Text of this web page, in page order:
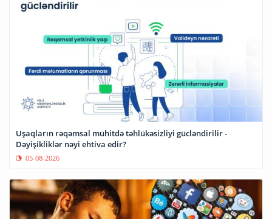
Uşaqların rəqəmsal mühitdə təhlükəsizliyi gücləndirilir -
Dəyişikliklər nəyi ehtiva edir?
05-08-2026